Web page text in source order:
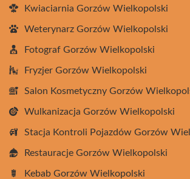
Kwiaciarnia Gorzów Wielkopolski
Weterynarz Gorzów Wielkopolski
Fotograf Gorzów Wielkopolski
Fryzjer Gorzów Wielkopolski
Salon Kosmetyczny Gorzów
Wulkanizacja Gorzów Wielkopolski
Stacja Kontroli Pojazdów Gorzów
Restauracje Gorzów Wielkopolski
Kebab Gorzów Wielkopolski